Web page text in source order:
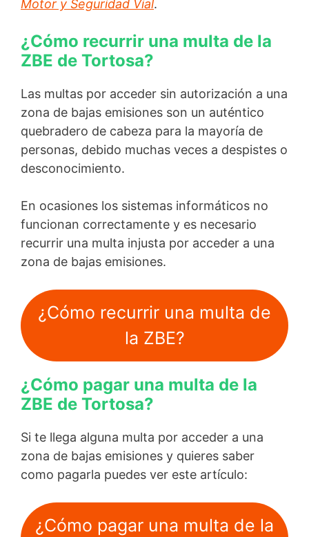
Motor y Seguridad Vial.
¿Cómo recurrir una multa de la
ZBE de Tortosa?
Las multas por acceder sin autorización a una
zona de bajas emisiones son un auténtico
quebradero de cabeza para la mayoría de
personas, debido muchas veces a despistes o
desconocimiento.
En ocasiones los sistemas informáticos no
funcionan correctamente y es necesario
recurrir una multa injusta por acceder a una
zona de bajas emisiones.
¿Cómo recurrir una multa de
la ZBE?
¿Cómo pagar una multa de la
ZBE de Tortosa?
Si te llega alguna multa por acceder a una
zona de bajas emisiones y quieres saber
como pagarla puedes ver este artículo:
¿Cómo pagar una multa de la